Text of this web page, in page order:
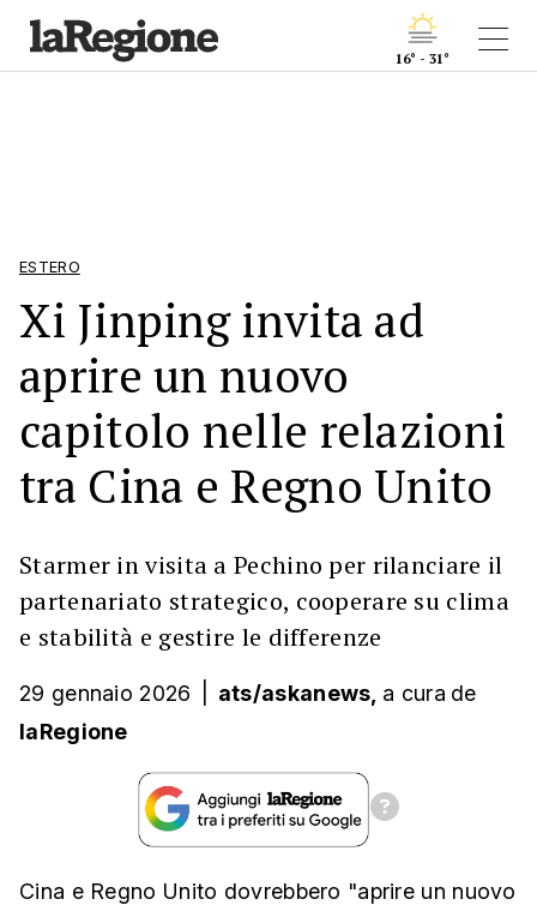
16° - 31°
ESTERO
Xi Jinping invita ad
aprire un nuovo
capitolo nelle relazioni
tra Cina e Regno Unito
Starmer in visita a Pechino per rilanciare il
partenariato strategico, cooperare su clima
e stabilità e gestire le differenze
29 gennaio 2026 ats/askanews, a cura de
laRegione
Cina e Regno Unito dovrebbero "aprire un nuovo